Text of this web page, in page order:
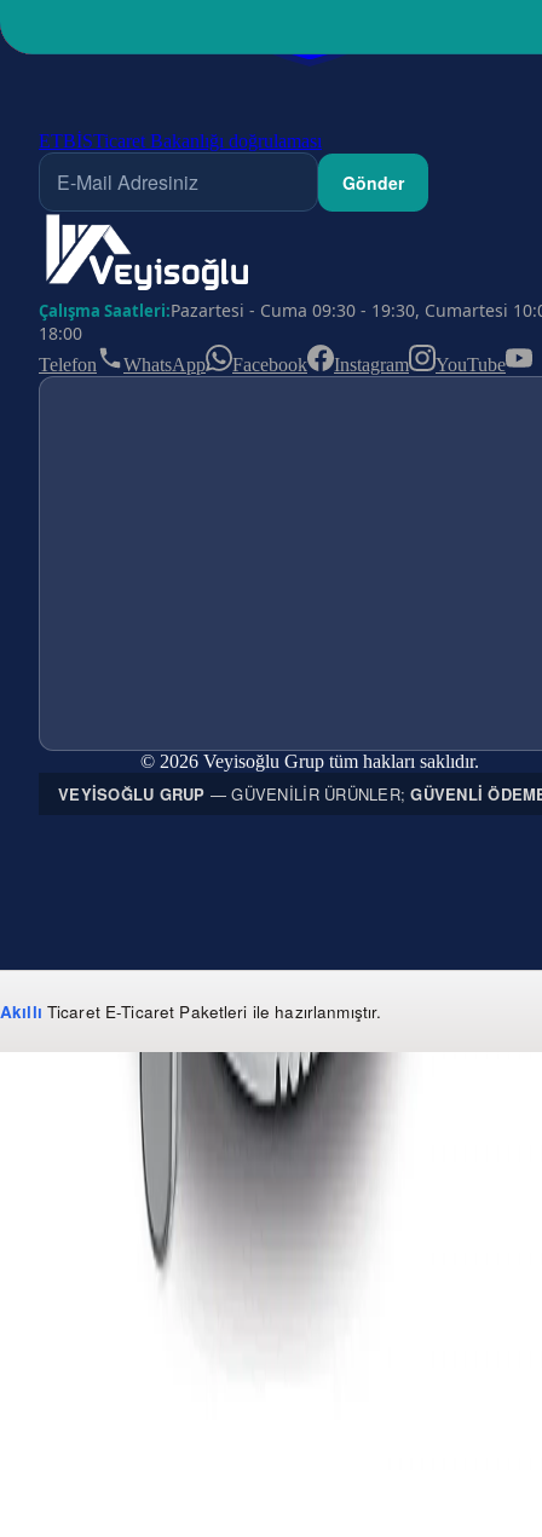
ETBİSTicaret Bakanlığı doğrulaması
Gönder
Çalışma Saatleri:Pazartesi - Cuma 09:30 - 19:30, Cumartesi
18:00
Telefon WhatsApp Facebook Instagram YouTube
© 2026 Veyisoğlu Grup tüm hakları saklıdır.
VEYISOĞLU GRUP — GÜVENILIR ÜRÜNLER;GÜVENLI
Akıllı Ticaret E-Ticaret Paketleri ile hazırlanmıştır.